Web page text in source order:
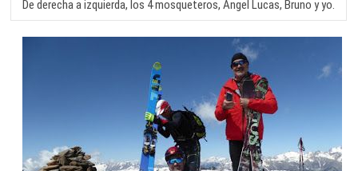
De derecha a izquierda, los 4 mosqueteros, Ángel Lucas, Bruno y yo.